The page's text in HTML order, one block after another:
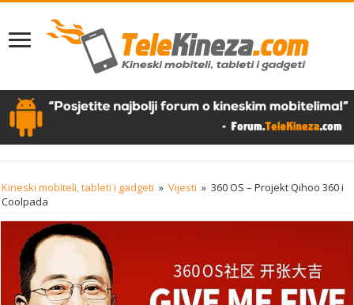
Kineski mobiteli, tableti i gadgeti » Vijesti » 360 OS – Projekt Qihoo 360 i
Coolpada